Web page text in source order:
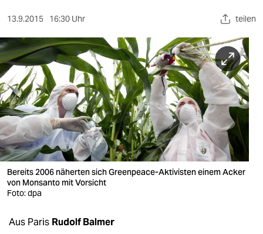
sport
berlin
nord
wahrheit
verlag
verlag
veranstaltungen
13.9.2015 16:30 Uhr teilen
Bereits 2006 näherten sich Greenpeace-Aktivisten einem Acker
von Monsanto mit Vorsicht
Foto: dpa
Aus Paris Rudolf Balmer